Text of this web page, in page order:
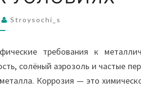
Stroysochi_s
требования к
солёный аэрозоль и частые
Коррозия — это